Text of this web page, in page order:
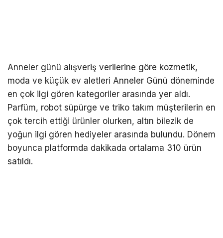
Anneler günü alışveriş verilerine göre kozmetik,
moda ve küçük ev aletleri Anneler Günü döneminde
en çok ilgi gören kategoriler arasında yer aldı.
Parfüm, robot süpürge ve triko takım müşterilerin en
çok tercih ettiği ürünler olurken, altın bilezik de
yoğun ilgi gören hediyeler arasında bulundu. Dönem
boyunca platformda dakikada ortalama 310 ürün
satıldı.